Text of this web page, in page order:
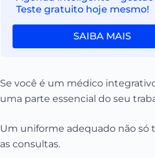
Teste gratuito hoje mesmo!
SAIBA MAIS
Se você é um médico
uma parte essencial do seu
Um uniforme adequado não
as consultas.